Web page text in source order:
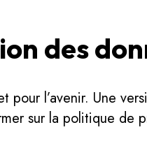
des
l’avenir. Une
sur la politique de